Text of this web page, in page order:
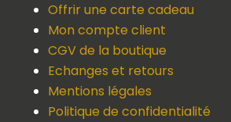
Offrir une carte cadeau
Mon compte client
CGV de la boutique
Echanges et retours
Mentions légales
Politique de confidentialité